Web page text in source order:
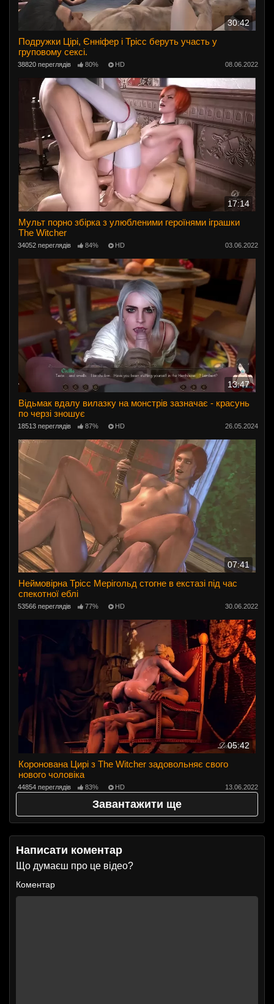
30:42
Подружки Цірі, Єнніфер і Трісс беруть участь у
груповому сексі.
38820 переглядів 80% HD 08.06.2022
17:14
Мульт порно збірка з улюбленими героїнями іграшки
The Witcher
34052 переглядів 84% HD 03.06.2022
13:47
Відьмак вдалу вилазку на монстрів зазначає - красунь
по черзі зношує
18513 переглядів 87% HD 26.05.2024
07:41
Неймовірна Трісс Мерігольд стогне в екстазі під час
спекотної еблі
53566 переглядів 77% HD 30.06.2022
05:42
Коронована Цирі з The Witcher задовольняє свого
нового чоловіка
44854 переглядів 83% HD 13.06.2022
Завантажити ще
Написати коментар
Що думаєш про це відео?
Коментар